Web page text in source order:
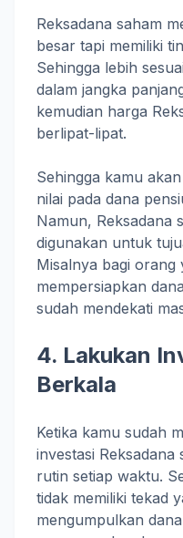
Reksadana saham
besar tapi memiliki
Sehingga lebih
dalam jangka
kemudian harga
berlipat-lipat.
Sehingga kamu
nilai pada dana
Namun, Reksadana
digunakan untuk
Misalnya bagi orang
mempersiapkan
sudah mendekati
4. Lakukan
Berkala
Ketika kamu sudah
investasi
rutin setiap waktu.
tidak memiliki tekad
mengumpulkan